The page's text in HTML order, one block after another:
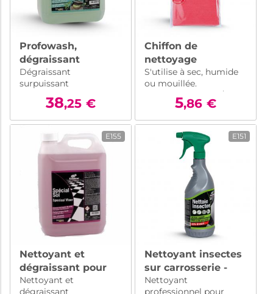
Profowash,
dégraissant
surpuissant
professionnel –
bidon 5 L
Dégraissant
surpuissant
professionnel en bidon
de 5 litres. Formulation
concentrée pour un
profondeur des saletés
incrustées.
38,25 €
Chiffon de
nettoyage
microfibre
40x40cm
S'utilise à sec, humide
ou mouillée.
Grammage 310 gr/m2
5,86 €
E155
Nettoyant et
dégraissant pour
sol industriel –
Nettoyant et
E151
Nettoyant insectes
sur carrosserie -
Démoustiquer -
Nettoyant